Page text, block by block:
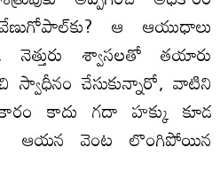
ఆ ఆయుధాలు
నెత్తురు శ్వాసలతో తయారు
స్వాధీనం చేసుకున్నారో, వాటిని
కాదు గదా హక్కు కూడ
ఆయన వెంట లొంగిపోయిన